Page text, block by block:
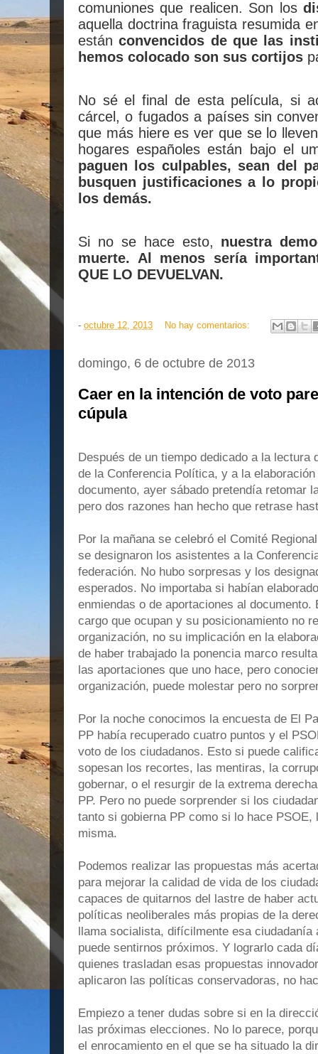
comuniones que realicen. Son los
aquella doctrina fraguista resumida
estánconvencidos de que las
hemos colocado son sus cortijos
No sé el final de esta película, si
cárcel, o fugados a países sin
que más hiere es ver que se lo
hogares españoles están bajo el
paguen los culpables, sean del
busquen justificaciones a lo
los demás.
Si no se hace esto, nuestra
muerte. Al menos sería
QUE LO DEVUELVAN.
- octubre 12, 2013 No hay comentarios:
domingo, 6 de octubre de 2013
Caer en la intención de voto
cúpula
Después de un tiempo dedicado a la lectura
de la Conferencia Política, y a la
documento, ayer sábado pretendía retomar
pero dos razones han hecho que retrase
Por la mañana se celebró el Comité
se designaron los asistentes a la
federación. No hubo sorpresas y los
esperados. No importaba si habían
enmiendas o de aportaciones al
cargo que ocupan y su posicionamiento no
organización, no su implicación en la
de haber trabajado la ponencia marco
las aportaciones que uno hace, pero
organización, puede molestar pero no
Por la noche conocimos la encuesta de El
PP había recuperado cuatro puntos y el
voto de los ciudadanos. Esto si puede
sopesan los recortes, las mentiras, la
gobernar, o el resurgir de la extrema
PP. Pero no puede sorprender si los
tanto si gobierna PP como si lo hace
misma.
Podemos realizar las propuestas más
para mejorar la calidad de vida de los
capaces de quitarnos del lastre de haber
políticas neoliberales más propias de la
llama socialista, difícilmente esa
puede sentirnos próximos. Y lograrlo cada
quienes trasladan esas propuestas
aplicaron las políticas conservadoras, no
Empiezo a tener dudas sobre si en la
las próximas elecciones. No lo parece,
el enrocamiento en el que se ha situado la